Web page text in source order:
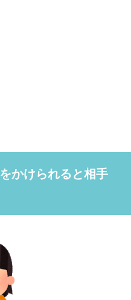
かけられると相手